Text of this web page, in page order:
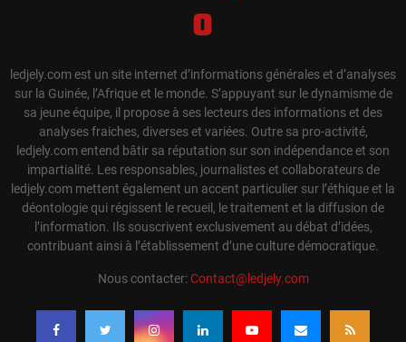
ledjely.com est un site internet d’informations générales et d’analyses
sur la Guinée, l’Afrique et le monde. S’appuyant sur le dynamisme de
sa jeune équipe, il propose à ses lecteurs des informations et des
analyses fraiches, diverses et variées. Outre sa pro-activité,
ledjely.com entend bâtir sa réputation sur son indépendance et son
impartialité. Les responsables, journalistes et collaborateurs de
ledjely.com mettent également un accent particulier sur l’éthique et la
déontologie qui régissent le recueil, le traitement et la diffusion de
l’information. Ils souscrivent exclusivement au débat d’idées,
contribuant ainsi à l’établissement d’une culture démocratique.
Nous contacter:Contact@ledjely.com